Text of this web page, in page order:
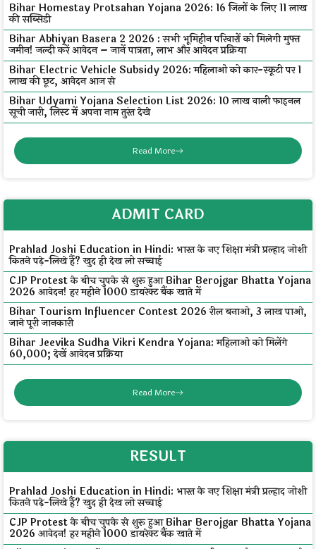
Bihar Homestay Protsahan Yojana 2026: 16 जिलों के लिए ₹11 लाख
की सब्सिडी
Bihar Abhiyan Basera 2 2026 : सभी भूमिहीन परिवारों को मिलेगी मुफ्त
जमीन! जल्दी करें आवेदन – जानें पात्रता, लाभ और आवेदन प्रक्रिया
Bihar Electric Vehicle Subsidy 2026: महिलाओं को कार-स्कूटी पर ₹1
लाख की छूट, आवेदन आज से
Bihar Udyami Yojana Selection List 2026: ₹10 लाख वाली फाइनल
सूची जारी, लिस्ट में अपना नाम तुरंत देखे
Read More
ADMIT CARD
Prahlad Joshi Education in Hindi: भारत के नए शिक्षा मंत्री प्रल्हाद जोशी
कितने पढ़े-लिखे हैं? खुद ही देख लो सच्चाई
CJP Protest के बीच चुपके से शुरू हुआ Bihar Berojgar Bhatta Yojana
2026 आवेदन! हर महीने ₹1000 डायरेक्ट बैंक खाते में
Bihar Tourism Influencer Contest 2026 रील बनाओ, ₹3 लाख पाओ,
जाने पूरी जानकारी
Bihar Jeevika Sudha Vikri Kendra Yojana: महिलाओं को मिलेंगे
₹60,000; देखें आवेदन प्रक्रिया
Read More
RESULT
Prahlad Joshi Education in Hindi: भारत के नए शिक्षा मंत्री प्रल्हाद जोशी
कितने पढ़े-लिखे हैं? खुद ही देख लो सच्चाई
CJP Protest के बीच चुपके से शुरू हुआ Bihar Berojgar Bhatta Yojana
2026 आवेदन! हर महीने ₹1000 डायरेक्ट बैंक खाते में